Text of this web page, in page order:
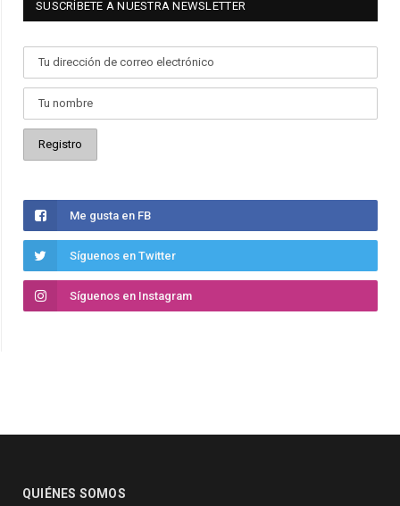
SUSCRÍBETE A NUESTRA NEWSLETTER
Me gusta en FB
Síguenos en Twitter
Síguenos en Instagram
QUIÉNES SOMOS